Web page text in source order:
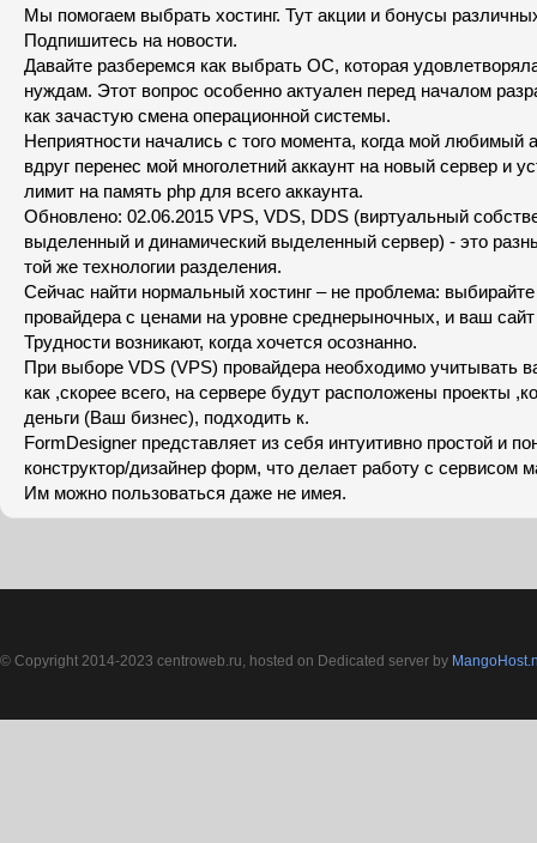
Мы помогаем выбрать хостинг. Тут акции и бонусы
Подпишитесь на новости.
Давайте разберемся как выбрать ОС, которая
нуждам. Этот вопрос особенно актуален перед началом
как зачастую смена операционной системы.
Неприятности начались с того момента, когда мой любимый
вдруг перенес мой многолетний аккаунт на новый сервер и
лимит на память php для всего аккаунта.
Обновлено: 02.06.2015 VPS, VDS, DDS (виртуальный
выделенный и динамический выделенный сервер) - это
той же технологии разделения.
Сейчас найти нормальный хостинг – не проблема: выбирайте
провайдера с ценами на уровне среднерыночных, и ваш
Трудности возникают, когда хочется осознанно.
При выборе VDS (VPS) провайдера необходимо учитывать
как ,скорее всего, на сервере будут расположены проекты
деньги (Ваш бизнес), подходить к.
FormDesigner представляет из себя интуитивно простой и
конструктор/дизайнер форм, что делает работу с сервисом
Им можно пользоваться даже не имея.
© Copyright 2014-2023 centroweb.ru, hosted on Dedicated server by